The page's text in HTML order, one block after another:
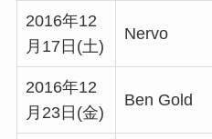
2016年12
月17日(土)
Nervo
2016年12
月23日(金)
Ben Gold